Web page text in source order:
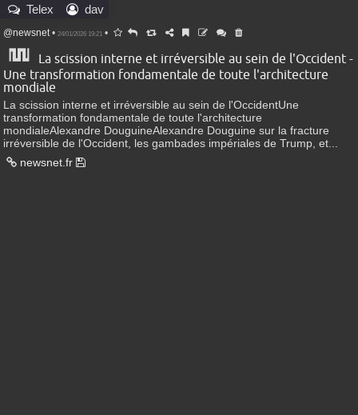
Telex dav
@newsnet• 24/01/2026 19:21 •
La scission interne et irréversible au sein de l'Occident -
Une transformation fondamentale de toute l'architecture
mondiale
La scission interne et irréversible au sein de l'OccidentUne
transformation fondamentale de toute l'architecture
mondialeAlexandre DouguineAlexandre Douguine sur la fracture
irréversible de l'Occident, les gambades impériales de Trump, et...
newsnet.fr